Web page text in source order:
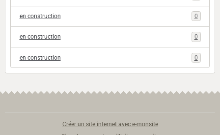
en construction 0
en construction 0
en construction 0
Créer un site internet avec e-monsite